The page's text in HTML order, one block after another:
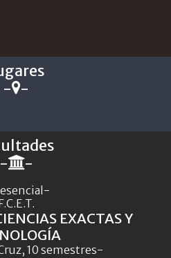
- -
-
-
EXACTAS Y
10 semestres-